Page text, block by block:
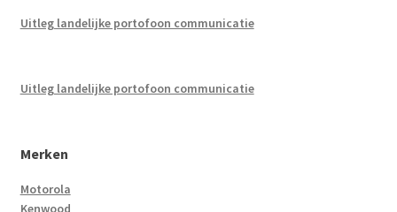
Uitleg landelijke portofoon communicatie
Uitleg landelijke portofoon communicatie
Merken
Motorola